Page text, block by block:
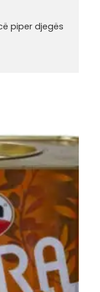
piper djegës